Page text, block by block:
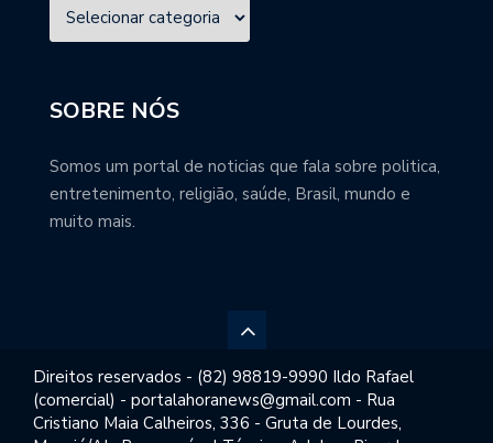
SOBRE NÓS
Somos um portal de noticias que fala sobre politica,
entretenimento, religião, saúde, Brasil, mundo e
muito mais.
Direitos reservados - (82) 98819-9990 Ildo Rafael
(comercial) - portalahoranews@gmail.com - Rua
Cristiano Maia Calheiros, 336 - Gruta de Lourdes,